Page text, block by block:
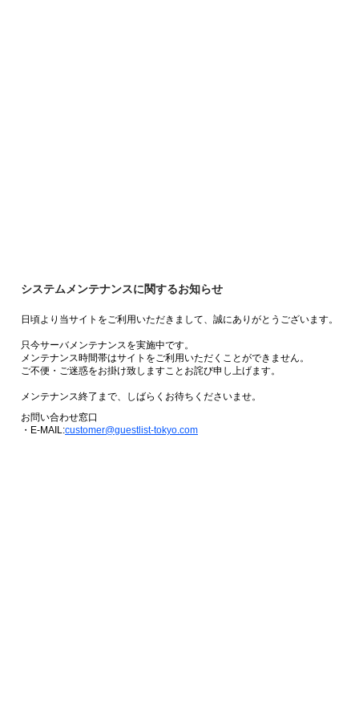
システムメンテナンスに関するお知らせ
日頃より当サイトをご利用いただきまして、誠にありがとうございます。
只今サーバメンテナンスを実施中です。
メンテナンス時間帯はサイトをご利用いただくことができません。
ご不便・ご迷惑をお掛け致しますことお詫び申し上げます。
メンテナンス終了まで、しばらくお待ちくださいませ。
お問い合わせ窓口
・E-MAIL:customer@guestlist-tokyo.com